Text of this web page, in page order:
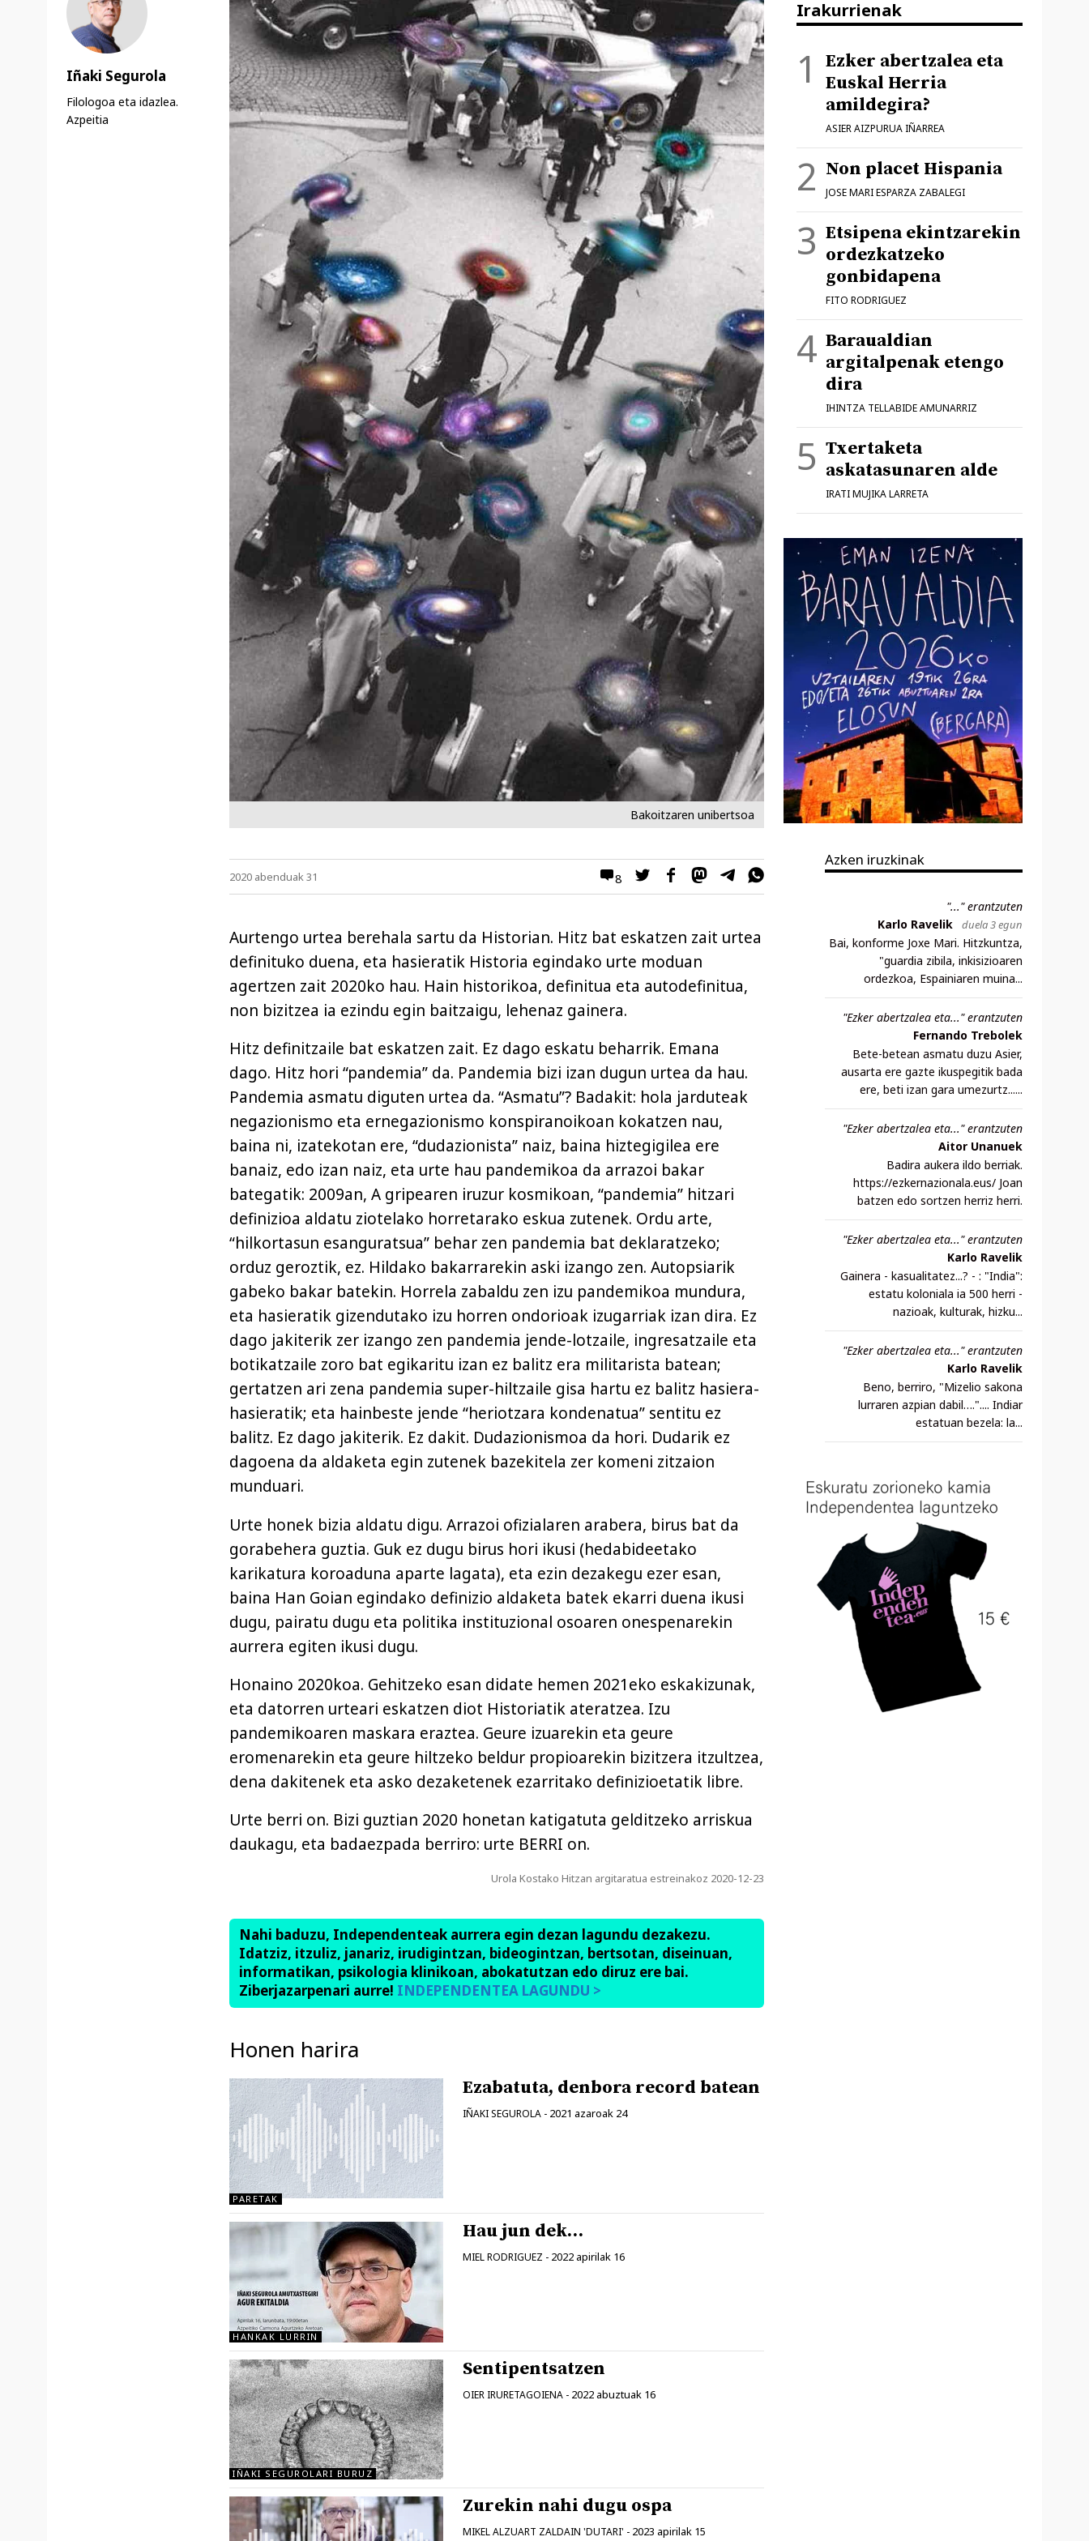
Bakoitzaren unibertsoa
8
2020 abenduak 31
Aurtengo urtea berehala sartu da Historian. Hitz bat eskatzen zait urtea
definituko duena, eta hasieratik Historia egindako urte moduan
agertzen zait 2020ko hau. Hain historikoa, definitua eta autodefinitua,
non bizitzea ia ezindu egin baitzaigu, lehenaz gainera.
Hitz definitzaile bat eskatzen zait. Ez dago eskatu beharrik. Emana
dago. Hitz hori “pandemia” da. Pandemia bizi izan dugun urtea da hau.
Pandemia asmatu diguten urtea da. “Asmatu”? Badakit: hola jarduteak
negazionismo eta ernegazionismo konspiranoikoan kokatzen nau,
baina ni, izatekotan ere, “dudazionista” naiz, baina hiztegigilea ere
banaiz, edo izan naiz, eta urte hau pandemikoa da arrazoi bakar
bategatik: 2009an, A gripearen iruzur kosmikoan, “pandemia” hitzari
definizioa aldatu ziotelako horretarako eskua zutenek. Ordu arte,
“hilkortasun esanguratsua” behar zen pandemia bat deklaratzeko;
orduz geroztik, ez. Hildako bakarrarekin aski izango zen. Autopsiarik
gabeko bakar batekin. Horrela zabaldu zen izu pandemikoa mundura,
eta hasieratik gizendutako izu horren ondorioak izugarriak izan dira. Ez
dago jakiterik zer izango zen pandemia jende-lotzaile, ingresatzaile eta
botikatzaile zoro bat egikaritu izan ez balitz era militarista batean;
gertatzen ari zena pandemia super-hiltzaile gisa hartu ez balitz hasiera-
hasieratik; eta hainbeste jende “heriotzara kondenatua” sentitu ez
balitz. Ez dago jakiterik. Ez dakit. Dudazionismoa da hori. Dudarik ez
dagoena da aldaketa egin zutenek bazekitela zer komeni zitzaion
munduari.
Urte honek bizia aldatu digu. Arrazoi ofizialaren arabera, birus bat da
gorabehera guztia. Guk ez dugu birus hori ikusi (hedabideetako
karikatura koroaduna aparte lagata), eta ezin dezakegu ezer esan,
baina Han Goian egindako definizio aldaketa batek ekarri duena ikusi
dugu, pairatu dugu eta politika instituzional osoaren onespenarekin
aurrera egiten ikusi dugu.
Honaino 2020koa. Gehitzeko esan didate hemen 2021eko eskakizunak,
eta datorren urteari eskatzen diot Historiatik ateratzea. Izu
pandemikoaren maskara eraztea. Geure izuarekin eta geure
eromenarekin eta geure hiltzeko beldur propioarekin bizitzera itzultzea,
dena dakitenek eta asko dezaketenek ezarritako definizioetatik libre.
Urte berri on. Bizi guztian 2020 honetan katigatuta gelditzeko arriskua
daukagu, eta badaezpada berriro: urte BERRI on.
Urola Kostako Hitzan argitaratua estreinakoz 2020-12-23
Nahi baduzu, Independenteak aurrera egin dezan lagundu dezakezu.
Idatziz, itzuliz, janariz, irudigintzan, bideogintzan, bertsotan, diseinuan,
informatikan, psikologia klinikoan, abokatutzan edo diruz ere bai.
Ziberjazarpenari aurre! INDEPENDENTEA LAGUNDU >
Honen harira
PARETAK
Ezabatuta, denbora record batean
IÑAKI SEGUROLA - 2021 azaroak 24
HANKAK LURRIN
Hau jun dek…
MIEL RODRIGUEZ - 2022 apirilak 16
IÑAKI SEGUROLARI BURUZ
Sentipentsatzen
OIER IRURETAGOIENA - 2022 abuztuak 16
Zurekin nahi dugu ospa
MIKEL ALZUART ZALDAIN 'DUTARI' - 2023 apirilak 15
Iñaki Segurola
Filologoa eta idazlea.
Azpeitia
Irakurrienak
Ezker abertzalea eta
Euskal Herria
amildegira?
ASIER AIZPURUA IÑARREA
Non placet Hispania
JOSE MARI ESPARZA ZABALEGI
Etsipena ekintzarekin
ordezkatzeko
gonbidapena
FITO RODRIGUEZ
Baraualdian
argitalpenak etengo
dira
IHINTZA TELLABIDE AMUNARRIZ
Txertaketa
askatasunaren alde
IRATI MUJIKA LARRETA
Azken iruzkinak
"..." erantzuten
Karlo Ravelik
duela 3 egun
Bai, konforme Joxe Mari. Hitzkuntza,
"guardia zibila, inkisizioaren
ordezkoa, Espainiaren muina...
"Ezker abertzalea eta..." erantzuten
Fernando Trebolek
Bete-betean asmatu duzu Asier,
ausarta ere gazte ikuspegitik bada
ere, beti izan gara umezurtz......
"Ezker abertzalea eta..." erantzuten
Aitor Unanuek
Badira aukera ildo berriak.
https://ezkernazionala.eus/ Joan
batzen edo sortzen herriz herri.
"Ezker abertzalea eta..." erantzuten
Karlo Ravelik
Gainera - kasualitatez...? - : "India":
estatu koloniala ia 500 herri -
nazioak, kulturak, hizku...
"Ezker abertzalea eta..." erantzuten
Karlo Ravelik
Beno, berriro, "Mizelio sakona
lurraren azpian dabil….".... Indiar
estatuan bezela: la...